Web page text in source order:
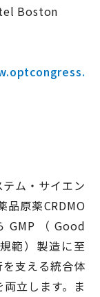
ム・サイエン
品原薬CRDMO
（Good
範）製造に至
支える統合体
立します。ま